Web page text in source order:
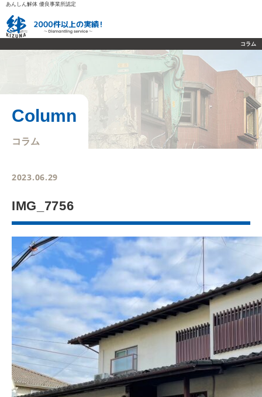
あんしん解体 優良事業所認定
コラム
Column
コラム
2023.06.29
IMG_7756